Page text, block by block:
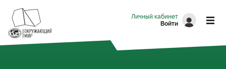
Личный кабинет
Войти